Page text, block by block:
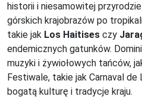
historii i niesamowitej
górskich krajobrazów po
takie jak Los Haitises czy
endemicznych gatunków.
muzyki i żywiołowych tańców,
Festiwale, takie jak Carnaval de
bogatą kulturę i tradycje kraju.